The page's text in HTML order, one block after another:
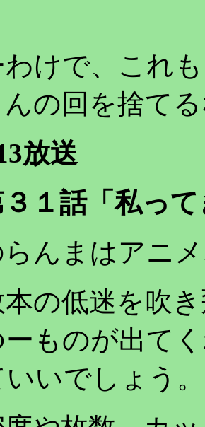
けで、これ
の回を捨て
放送
１話「私っ
んまはアニ
の低迷を吹
ものが出て
いでしょう。